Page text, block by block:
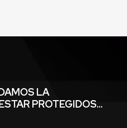
LA
PROTEGIDOS...